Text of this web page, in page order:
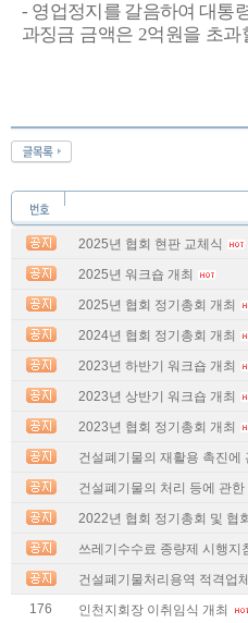
- 영업정지를 갈음하여 대통
과징금 금액은 2억원을 초과
2025년 협회 현판 교체식
2025년 워크숍 개최
2025년 협회 정기총회 개최
2024년 협회 정기총회 개최
2023년 하반기 워크숍 개최
2023년 상반기 워크숍 개최
2023년 협회 정기총회 개최
건설폐기물의 재활용 촉진
건설폐기물의 처리 등에 관
2022년 협회 정기총회 및 협
쓰레기수수료 종량제 시행지
건설폐기물처리용역 적격업
176
인천지회장 이취임식 개최